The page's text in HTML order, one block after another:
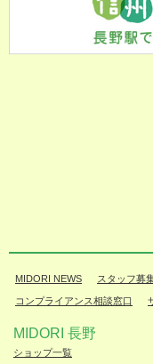
MIDORI NEWS スタッフ募
コンプライアンス相談窓口
MIDORI 長野
ショップ一覧